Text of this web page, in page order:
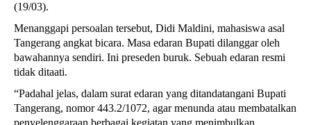
(19/03).
Menanggapi persoalan tersebut, Didi Maldini, mahasiswa asal
Tangerang angkat bicara. Masa edaran Bupati dilanggar oleh
bawahannya sendiri. Ini preseden buruk. Sebuah edaran resmi
tidak ditaati.
“Padahal jelas, dalam surat edaran yang ditandatangani Bupati
Tangerang, nomor 443.2/1072, agar menunda atau membatalkan